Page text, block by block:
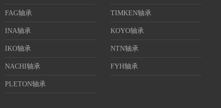
FAG轴承 TIMKEN轴承
INA轴承 KOYO轴承
IKO轴承 NTN轴承
NACHI轴承 FYH轴承
PLETON轴承